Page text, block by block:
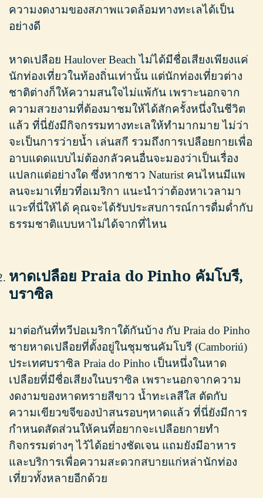
ความงดงามของสภาพแวดล้อมทางทะเลได้เป็น
อย่างดี
หาดเปลือย Haulover Beach ไม่ได้มีชื่อเสียงเพียงแค่
นักท่องเที่ยวในท้องถิ่นเท่านั้น แต่นักท่องเที่ยวต่าง
ชาติต่างก็ให้ความสนใจไม่แพ้กัน เพราะนอกจาก
ความสวยงามที่ต้องมาชมให้ได้สักครั้งหนึ่งในชีวิต
แล้ว ที่นี่ยังมีกิจกรรมทางทะเลให้ทำมากมาย ไม่ว่า
จะเป็นการว่ายน้ำ เล่นสกี รวมถึงการเปลือยกายเพื่อ
อาบแดดแบบไม่ต้องกลัวคนอื่นจะมองว่าเป็นเรื่อง
แปลกแต่อย่างใด ซึ่งหากชาว Naturist คนไหนมีแพ
ลนจะมาเที่ยวที่อเมริกา แนะนำว่าต้องหาเวลามา
แวะที่นี่ให้ได้ คุณจะได้รับประสบการณ์การดื่มด่ำกับ
ธรรมชาติแบบหาไม่ได้จากที่ไหน
หาดเปลือย Praia do Pinho คัมโบรี,
บราซิล
มาต่อกันที่ทวีปอเมริกาใต้กันบ้าง กับ Praia do Pinho
ชายหาดเปลือยที่ตั้งอยู่ในชุมชนคัมโบรี (Camboriú)
ประเทศบราซิล Praia do Pinho เป็นหนึ่งในหาด
เปลือยที่มีชื่อเสียงในบราซิล เพราะนอกจากความ
งดงามของหาดทรายสีขาว น้ำทะเลสีใส ตัดกับ
ความเขียวขจีของป่าสนรอบๆหาดแล้ว ที่นี่ยังมีการ
กำหนดสัดส่วนให้คนที่อยากจะเปลือยกายทำ
กิจกรรมต่างๆ ไว้ได้อย่างชัดเจน แถมยังมีอาหาร
และบริการเพื่อความสะดวกสบายแก่หล่านักท่อง
เที่ยวทั้งหลายอีกด้วย